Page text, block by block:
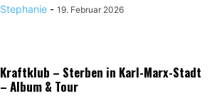
Stephanie - 19. Februar 2026
Kraftklub – Sterben in Karl-Marx-Stadt
– Album & Tour